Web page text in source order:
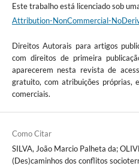
Este trabalho está licenciado sob
Attribution-NonCommercial-
Direitos Autorais para artigos
com direitos de primeira
aparecerem nesta revista de
gratuito, com atribuições próprias,
comerciais.
Como Citar
SILVA, João Marcio Palheta da;
(Des)caminhos dos conflitos